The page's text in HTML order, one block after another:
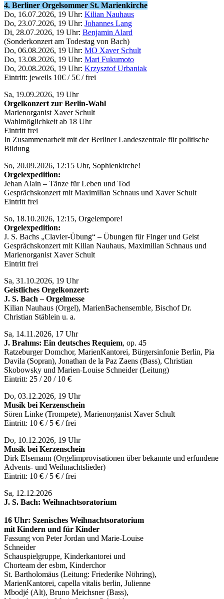
4. Berliner Orgelsommer St. Marienkirche
Do, 16.07.2026, 19 Uhr: Kilian Nauhaus
Do, 23.07.2026, 19 Uhr: Johannes Lang
Di, 28.07.2026, 19 Uhr: Benjamin Alard
(Sonderkonzert am Todestag von Bach)
Do, 06.08.2026, 19 Uhr: MO Xaver Schult
Do, 13.08.2026, 19 Uhr: Mari Fukumoto
Do, 20.08.2026, 19 Uhr: Krzysztof Urbaniak
Eintritt: jeweils 10€ / 5€ / frei
Sa, 19.09.2026, 19 Uhr
Orgelkonzert zur Berlin-Wahl
Marienorganist Xaver Schult
Wahlmöglichkeit ab 18 Uhr
Eintritt frei
In Zusammenarbeit mit der Berliner Landeszentrale für politische
Bildung
So, 20.09.2026, 12:15 Uhr, Sophienkirche!
Orgelexpedition:
Jehan Alain – Tänze für Leben und Tod
Gesprächskonzert mit Maximilian Schnaus und Xaver Schult
Eintritt frei
So, 18.10.2026, 12:15, Orgelempore!
Orgelexpedition:
J. S. Bachs „Clavier-Übung“ – Übungen für Finger und Geist
Gesprächskonzert mit Kilian Nauhaus, Maximilian Schnaus und
Marienorganist Xaver Schult
Eintritt frei
Sa, 31.10.2026, 19 Uhr
Geistliches Orgelkonzert:
J. S. Bach – Orgelmesse
Kilian Nauhaus (Orgel), MarienBachensemble, Bischof Dr.
Christian Stäblein u. a.
Sa, 14.11.2026, 17 Uhr
J. Brahms: Ein deutsches Requiem, op. 45
Ratzeburger Domchor, MarienKantorei, Bürgersinfonie Berlin, Pia
Davila (Sopran), Jonathan de la Paz Zaens (Bass), Christian
Skobowsky und Marien-Louise Schneider (Leitung)
Eintritt: 25 / 20 / 10 €
Do, 03.12.2026, 19 Uhr
Musik bei Kerzenschein
Sören Linke (Trompete), Marienorganist Xaver Schult
Eintritt: 10 € / 5 € / frei
Do, 10.12.2026, 19 Uhr
Musik bei Kerzenschein
Dirk Elsemann (Orgelimprovisationen über bekannte und erfundene
Advents- und Weihnachtslieder)
Eintritt: 10 € / 5 € / frei
Sa, 12.12.2026
J. S. Bach: Weihnachtsoratorium
16 Uhr: Szenisches Weihnachtsoratorium
mit Kindern und für Kinder
Fassung von Peter Jordan und Marie-Louise
Schneider
Schauspielgruppe, Kinderkantorei und
Chorteam der esbm, Kinderchor
St. Bartholomäus (Leitung: Friederike Nöhring),
MarienKantorei, capella vitalis berlin, Julienne
Mbodjé (Alt), Bruno Meichsner (Bass),